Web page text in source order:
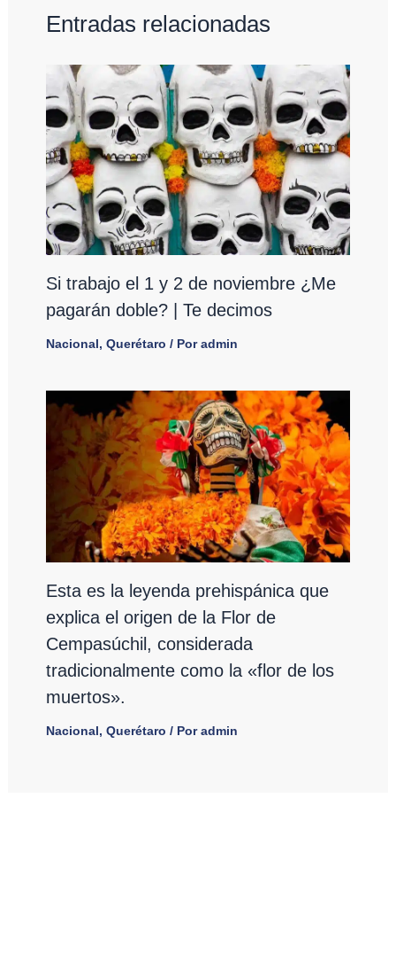
Entradas relacionadas
Si trabajo el 1 y 2 de noviembre ¿Me
pagarán doble? | Te decimos
Nacional, Querétaro / Poradmin
Esta es la leyenda prehispánica que
explica el origen de la Flor de
Cempasúchil, considerada
tradicionalmente como la «flor de los
muertos».
Nacional, Querétaro / Poradmin